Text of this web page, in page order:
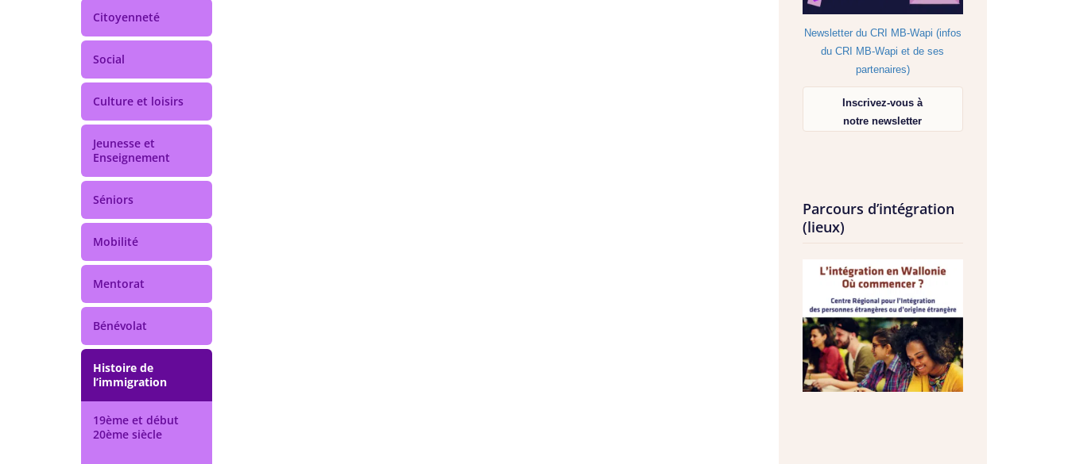
Citoyenneté
Social
Culture et loisirs
Jeunesse et
Enseignement
Séniors
Mobilité
Mentorat
Bénévolat
Histoire de
l’immigration
19ème et début
20ème siècle
Newsletter du CRI MB-Wapi (infos
du CRI MB-Wapi et de ses
partenaires)
Inscrivez-vous à
notre newsletter
Parcours d’intégration
(lieux)